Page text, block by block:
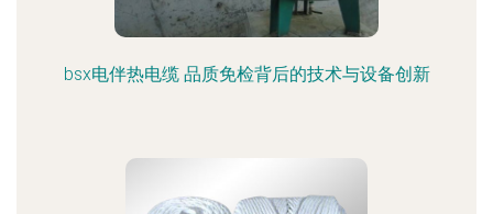
bsx电伴热电缆 品质免检背后的技术与设备创新